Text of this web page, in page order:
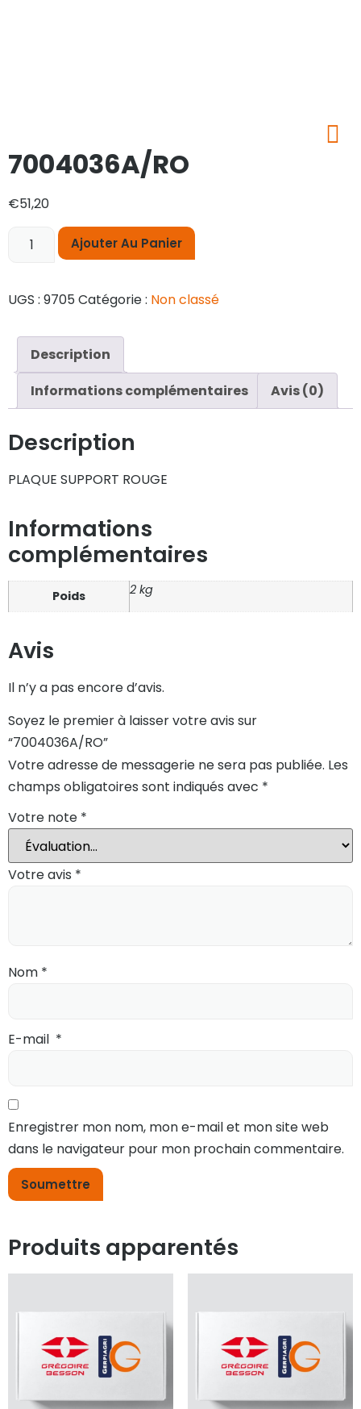
7004036A/RO
€51,20
Ajouter Au Panier
UGS : 9705 Catégorie : Non classé
Description
Informations complémentaires
Avis (0)
Description
PLAQUE SUPPORT ROUGE
Informations
complémentaires
Poids 2 kg
Avis
Il n’y a pas encore d’avis.
Soyez le premier à laisser votre avis sur
“7004036A/RO”
Votre adresse de messagerie ne sera pas publiée. Les
champs obligatoires sont indiqués avec *
Votre note *
Votre avis *
Nom *
E-mail *
Enregistrer mon nom, mon e-mail et mon site web
dans le navigateur pour mon prochain commentaire.
Produits apparentés